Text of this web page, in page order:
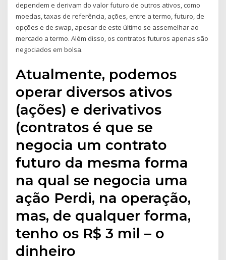
dependem e derivam do valor futuro de outros ativos, como
moedas, taxas de referência, ações, entre a termo, futuro, de
opções e de swap, apesar de este último se assemelhar ao
mercado a termo. Além disso, os contratos futuros apenas são
negociados em bolsa.
Atualmente, podemos
operar diversos ativos
(ações) e derivativos
(contratos é que se
negocia um contrato
futuro da mesma forma
na qual se negocia uma
ação Perdi, na operação,
mas, de qualquer forma,
tenho os R$ 3 mil – o
dinheiro